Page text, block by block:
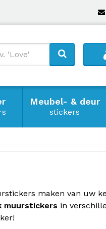
Meubel- & deur
stickers
maken van uw
muurstickers in